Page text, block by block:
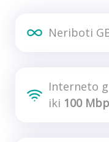
Neriboti
Interneto
iki 100